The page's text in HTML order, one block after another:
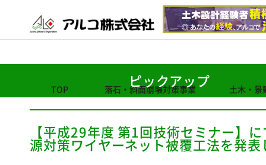
TOP 落石・斜面崩壊対策事業 土木・景
ピックアップ
【平成29年度 第1回技術セミナー】
源対策ワイヤーネット被覆工法を発